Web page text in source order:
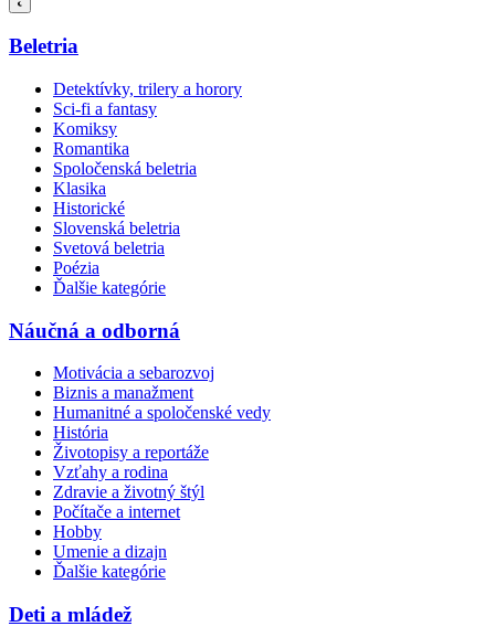
Beletria
Detektívky, trilery a horory
Sci-fi a fantasy
Komiksy
Romantika
Spoločenská beletria
Klasika
Historické
Slovenská beletria
Svetová beletria
Poézia
Ďalšie kategórie
Náučná a odborná
Motivácia a sebarozvoj
Biznis a manažment
Humanitné a spoločenské vedy
História
Životopisy a reportáže
Vzťahy a rodina
Zdravie a životný štýl
Počítače a internet
Hobby
Umenie a dizajn
Ďalšie kategórie
Deti a mládež